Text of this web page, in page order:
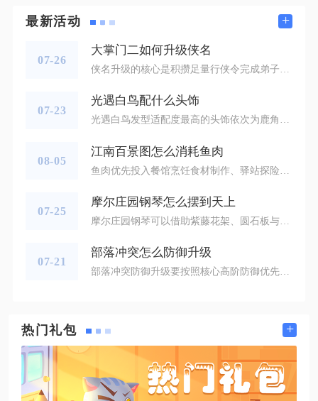
最新活动 +
07-26
大掌门二如何升级侠名
侠名升级的核心是积攒足量行侠令完成弟子行侠任务，再搭配侠名令完成晋升，同时稳定囤积各类专属养成道具，打通日常资源渠道就能稳步提升侠名品级。弟子侠名晋升分为多个阶段，未完成二阶行侠的侠客无法解锁侠名养成权限，所有资源囤积都要围绕行侠任务与侠名进阶道具展开，优先培养上阵主力弟子，分散资源会大幅拖慢整体养成进度。每日行侠任务分为进攻路线与防御路线，两条路线产出的令牌类型不同，进攻路线侧重战斗类侠名道具，防御路线偏向生存类养成材料，可以使用复出令随时切换路线，避免长期固定线路导致道具
07-23
光遇白鸟配什么头饰
光遇白鸟发型适配度最高的头饰依次为鹿角、珊瑚蓝角、音乐会金蛇发饰、夏日遮阳草帽、迷你白小鸟发饰，这五款头饰能够完美契合白鸟自带的羽翼流线造型，规避头饰与两侧羽毛发翼穿模、视觉拥挤的穿搭通病，覆盖清冷、温柔、俏皮、华丽四种主流穿搭风格，适配跑图、打卡、双人互动等全部游戏场景，是经过大量玩家实测公认的万能搭配组合。鹿角头饰分为圣诞麋鹿角与迷你细枝鹿角两类，细枝鹿角是白鸟氛围感首选，纤细分叉枝桠纵向延伸，不会横向遮挡白鸟两侧标志性羽翼，浅木色哑光质感和白鸟纯白色发丝形成柔和层次，搭
08-05
江南百景图怎么消耗鱼肉
07-25
摩尔庄园钢琴怎么摆到天上
07-21
部落冲突怎么防御升级
热门礼包 +